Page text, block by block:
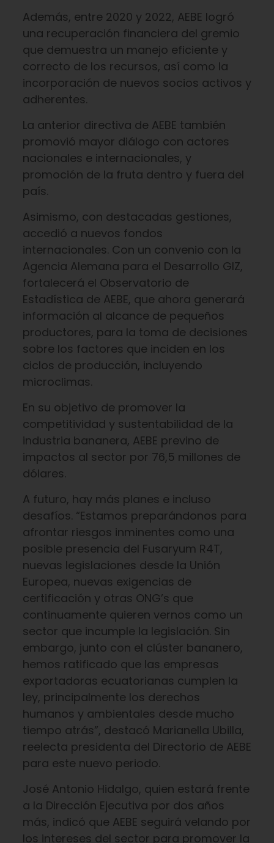
Además, entre 2020 y 2022, AEBE logró
una recuperación financiera del gremio
que demuestra un manejo eficiente y
correcto de los recursos, así como la
incorporación de nuevos socios activos y
adherentes.
La anterior directiva de AEBE también
promovió mayor diálogo con actores
nacionales e internacionales, y
promoción de la fruta dentro y fuera del
país.
Asimismo, con destacadas gestiones,
accedió a nuevos fondos
internacionales. Con un convenio con la
Agencia Alemana para el Desarrollo GIZ,
fortalecerá el Observatorio de
Estadística de AEBE, que ahora generará
información al alcance de pequeños
productores, para la toma de decisiones
sobre los factores que inciden en los
ciclos de producción, incluyendo
microclimas.
En su objetivo de promover la
competitividad y sustentabilidad de la
industria bananera, AEBE previno de
impactos al sector por 76,5 millones de
dólares.
A futuro, hay más planes e incluso
desafíos. “Estamos preparándonos para
afrontar riesgos inminentes como una
posible presencia del Fusaryum R4T,
nuevas legislaciones desde la Unión
Europea, nuevas exigencias de
certificación y otras ONG’s que
continuamente quieren vernos como un
sector que incumple la legislación. Sin
embargo, junto con el clúster bananero,
hemos ratificado que las empresas
exportadoras ecuatorianas cumplen la
ley, principalmente los derechos
humanos y ambientales desde mucho
tiempo atrás”, destacó Marianella Ubilla,
reelecta presidenta del Directorio de AEBE
para este nuevo periodo.
José Antonio Hidalgo, quien estará frente
a la Dirección Ejecutiva por dos años
más, indicó que AEBE seguirá velando por
los intereses del sector para promover la